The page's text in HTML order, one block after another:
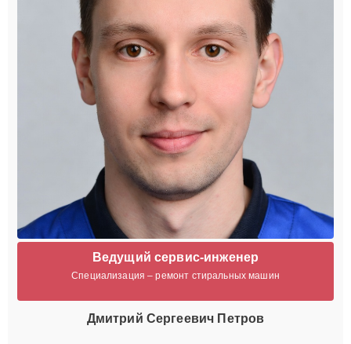
Ведущий сервис-инженер
Специализация – ремонт стиральных машин
Дмитрий Сергеевич Петров